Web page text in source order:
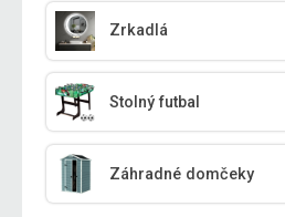
Zrkadlá
Stolný futbal
Záhradné domčeky